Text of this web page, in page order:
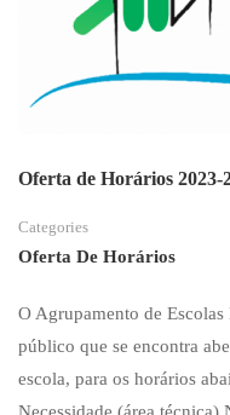
Oferta de Horários 2023-
Categories
Oferta De Horários
O Agrupamento de
público que se encontra
escola, para os horários